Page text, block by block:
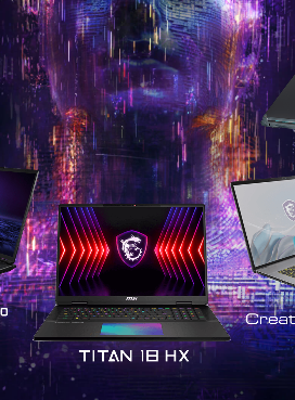
Creation 系列
Creator 系列
CreatorPro 系列
務 & 生產力系列
Summit 系列
Prestige 系列
Modern 系列